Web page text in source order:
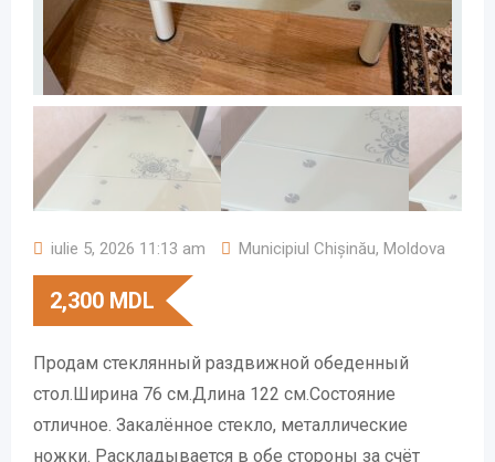
iulie 5, 2026 11:13 am Municipiul Chișinău, Moldova
2,300 MDL
Продам стеклянный раздвижной обеденный
стол.Ширина 76 см.Длина 122 см.Состояние
отличное. Закалённое стекло, металлические
ножки. Раскладывается в обе стороны за счёт